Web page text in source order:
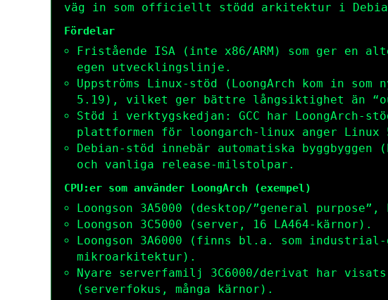
väg in som officiellt stödd arkitektur i
Fördelar
Fristående ISA (inte x86/ARM) som ger en
egen utvecklingslinje.
Uppströms Linux-stöd (LoongArch kom in
5.19), vilket ger bättre långsiktighet än
Stöd i verktygskedjan: GCC har LoongArch-
plattformen för loongarch-linux anger Linux
Debian-stöd innebär automatiska
och vanliga release-milstolpar.
CPU:er som använder LoongArch (exempel)
Loongson 3A5000 (desktop/”general purpose”,
Loongson 3C5000 (server, 16 LA464-kärnor).
Loongson 3A6000 (finns bl.a. som
mikroarkitektur).
Nyare serverfamilj 3C6000/derivat har
(serverfokus, många kärnor).